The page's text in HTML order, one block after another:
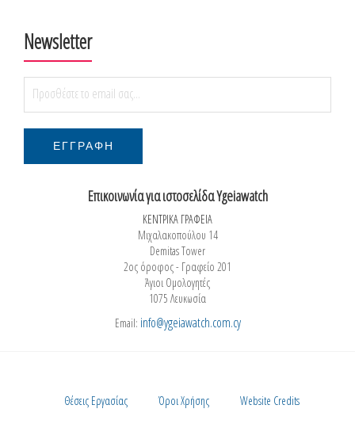
Newsletter
Επικοινωνία για ιστοσελίδα Ygeiawatch
ΚΕΝΤΡΙΚΑ ΓΡΑΦΕΙΑ
Μιχαλακοπούλου 14
Demitas Tower
2ος όροφος - Γραφείο 201
Άγιοι Ομολογητές
1075 Λευκωσία
Email: info@ygeiawatch.com.cy
Θέσεις Εργασίας Όροι Χρήσης
Website Credits